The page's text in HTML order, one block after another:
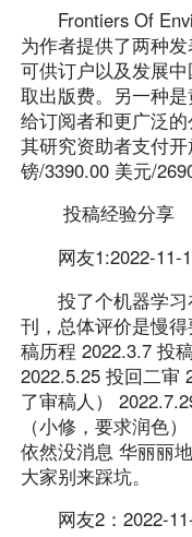
Frontiers Of
为作者提供了两种
可供订户以及发展
取出版费。另一种
给订阅者和更广泛
其研究资助者支付
镑/3390.00 美元/
投稿经验分享
网友1:2022-11-
投了个机器学习
刊，总体评价是慢
稿历程 2022.3.7 投
2022.5.25 投回二审
了审稿人）
（小修，要求润色
依然没消息 华丽丽
大家别来踩坑。
网友2：2022-